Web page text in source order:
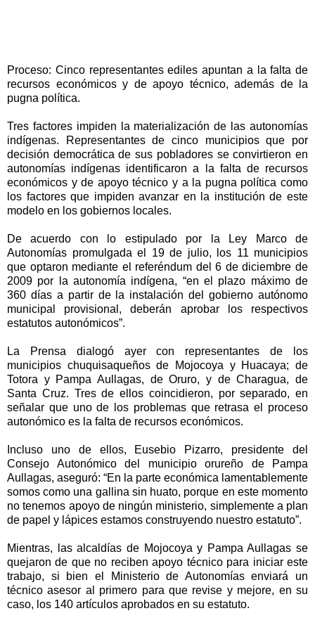
Proceso: Cinco representantes ediles apuntan a la falta de
recursos económicos y de apoyo técnico, además de la
pugna política.
Tres factores impiden la materialización de las autonomías
indígenas. Representantes de cinco municipios que por
decisión democrática de sus pobladores se convirtieron en
autonomías indígenas identificaron a la falta de recursos
económicos y de apoyo técnico y a la pugna política como
los factores que impiden avanzar en la institución de este
modelo en los gobiernos locales.
De acuerdo con lo estipulado por la Ley Marco de
Autonomías promulgada el 19 de julio, los 11 municipios
que optaron mediante el referéndum del 6 de diciembre de
2009 por la autonomía indígena, “en el plazo máximo de
360 días a partir de la instalación del gobierno autónomo
municipal provisional, deberán aprobar los respectivos
estatutos autonómicos”.
La Prensa dialogó ayer con representantes de los
municipios chuquisaqueños de Mojocoya y Huacaya; de
Totora y Pampa Aullagas, de Oruro, y de Charagua, de
Santa Cruz. Tres de ellos coincidieron, por separado, en
señalar que uno de los problemas que retrasa el proceso
autonómico es la falta de recursos económicos.
Incluso uno de ellos, Eusebio Pizarro, presidente del
Consejo Autonómico del municipio orureño de Pampa
Aullagas, aseguró: “En la parte económica lamentablemente
somos como una gallina sin huato, porque en este momento
no tenemos apoyo de ningún ministerio, simplemente a plan
de papel y lápices estamos construyendo nuestro estatuto”.
Mientras, las alcaldías de Mojocoya y Pampa Aullagas se
quejaron de que no reciben apoyo técnico para iniciar este
trabajo, si bien el Ministerio de Autonomías enviará un
técnico asesor al primero para que revise y mejore, en su
caso, los 140 artículos aprobados en su estatuto.